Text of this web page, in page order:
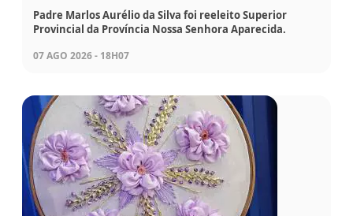
Padre Marlos Aurélio da Silva foi reeleito Superior
Provincial da Província Nossa Senhora Aparecida.
07 AGO 2026 - 18H07